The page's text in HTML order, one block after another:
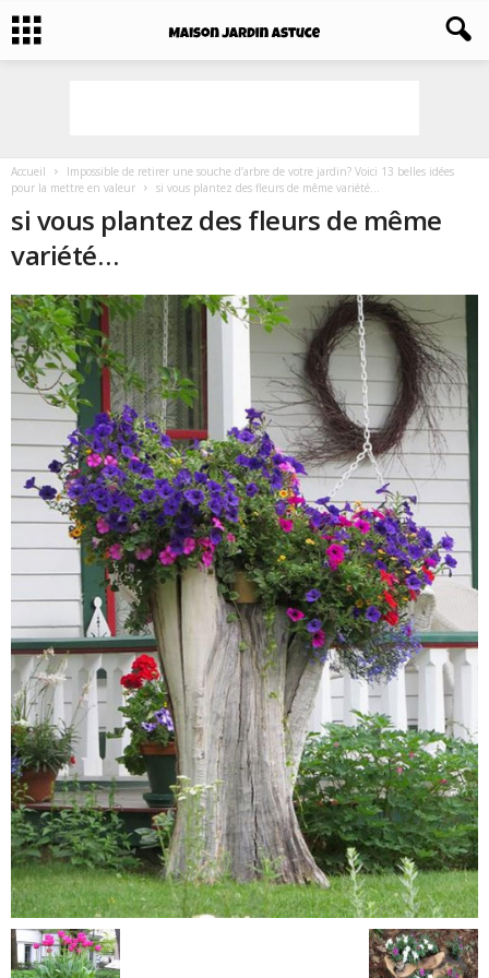
Accueil
Impossible de retirer une souche d’arbre de votre jardin? Voici 13 belles idées
pour la mettre en valeur
si vous plantez des fleurs de même variété...
si vous plantez des fleurs de même
variété…